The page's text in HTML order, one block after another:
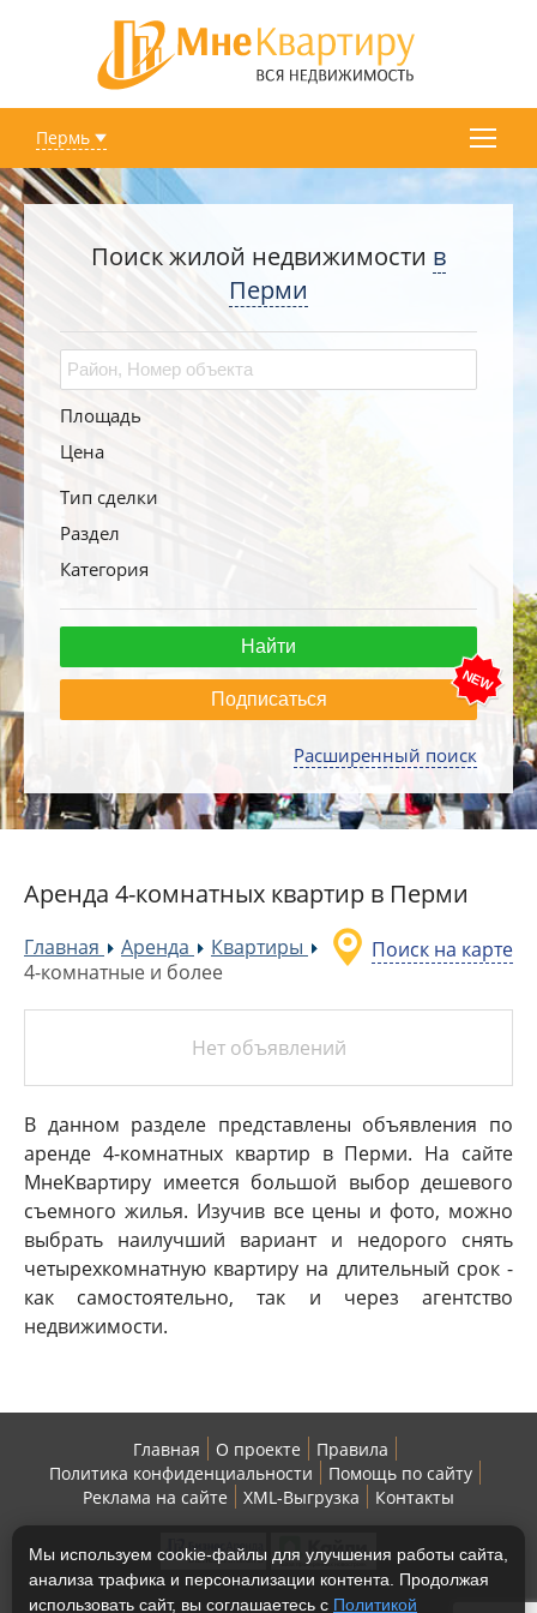
Пермь
Поиск жилой недвижимости в
Перми
Площадь
Цена
Тип сделки
Раздел
Категория
Подписаться
Расширенный поиск
Аренда 4-комнатных квартир в Перми
Поиск на карте
Главная »
Аренда »Квартиры
4-комнатные и более
Нет объявлений
В данном разделе представлены объявления по
аренде 4-комнатных квартир в Перми. На сайте
МнеКвартиру имеется большой выбор дешевого
съемного жилья. Изучив все цены и фото, можно
выбрать наилучший вариант и недорого снять
четырехкомнатную квартиру на длительный срок -
как самостоятельно, так и через агентство
недвижимости.
Главная О проекте
Правила
Политика конфиденциальности
Помощь по сайту
Реклама на сайте
XML-Выгрузка Контакты
Мы используем cookie-файлы для улучшения работы сайта,
анализа трафика и персонализации контента. Продолжая
использовать сайт, вы соглашаетесь с Политикой